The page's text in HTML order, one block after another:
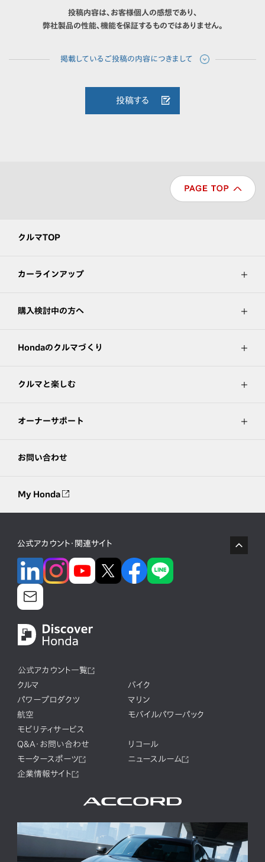
投稿内容は、お客様個人の感想であり、
弊社製品の性能、機能を保証するものではありません。
投稿する
クルマTOP
カーラインアップ
購入検討中の方へ
Hondaのクルマづくり
クルマと楽しむ
オーナーサポート
お問い合わせ
My Honda
公式アカウント・関連サイト
公式アカウント一覧
クルマ
バイク
パワープロダクツ
マリン
航空
モバイルパワーパック
モビリティサービス
Q&A・お問い合わせ
リコール
モータースポーツ
ニュースルーム
企業情報サイト